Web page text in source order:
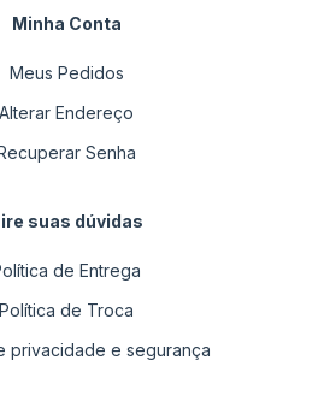
Minha Conta
Meus Pedidos
Alterar Endereço
Senha
suas dúvidas
de Entrega
Política de Troca
privacidade e segurança